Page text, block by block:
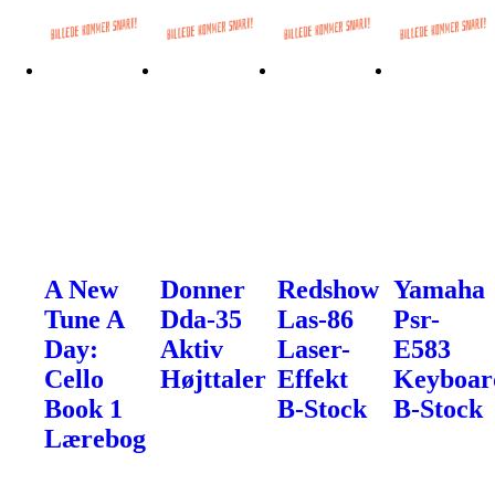
A New
Tune A
Day:
Cello
Book 1
Lærebog
Donner
Dda-35
Aktiv
Højttaler
Redshow
Las-86
Laser-
Effekt
B-Stock
Yamaha
Psr-
E583
B-Stock